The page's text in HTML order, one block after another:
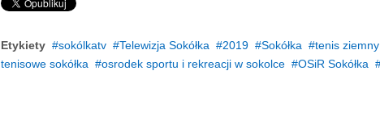
Etykiety sokólkatv Telewizja Sokółka 2019 Sokółka tenis ziemny
tenisowe sokółka
osrodek sportu i rekreacji w sokolce OSiR Sokółka